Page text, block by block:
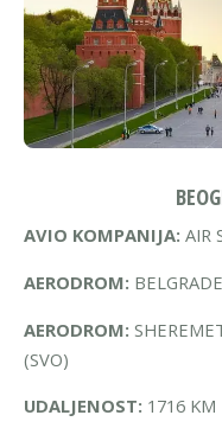
AVIO KOMPANIJA: AIR
AERODROM:
AERODROM:
(SVO)
UDALJENOST: 1716 KM